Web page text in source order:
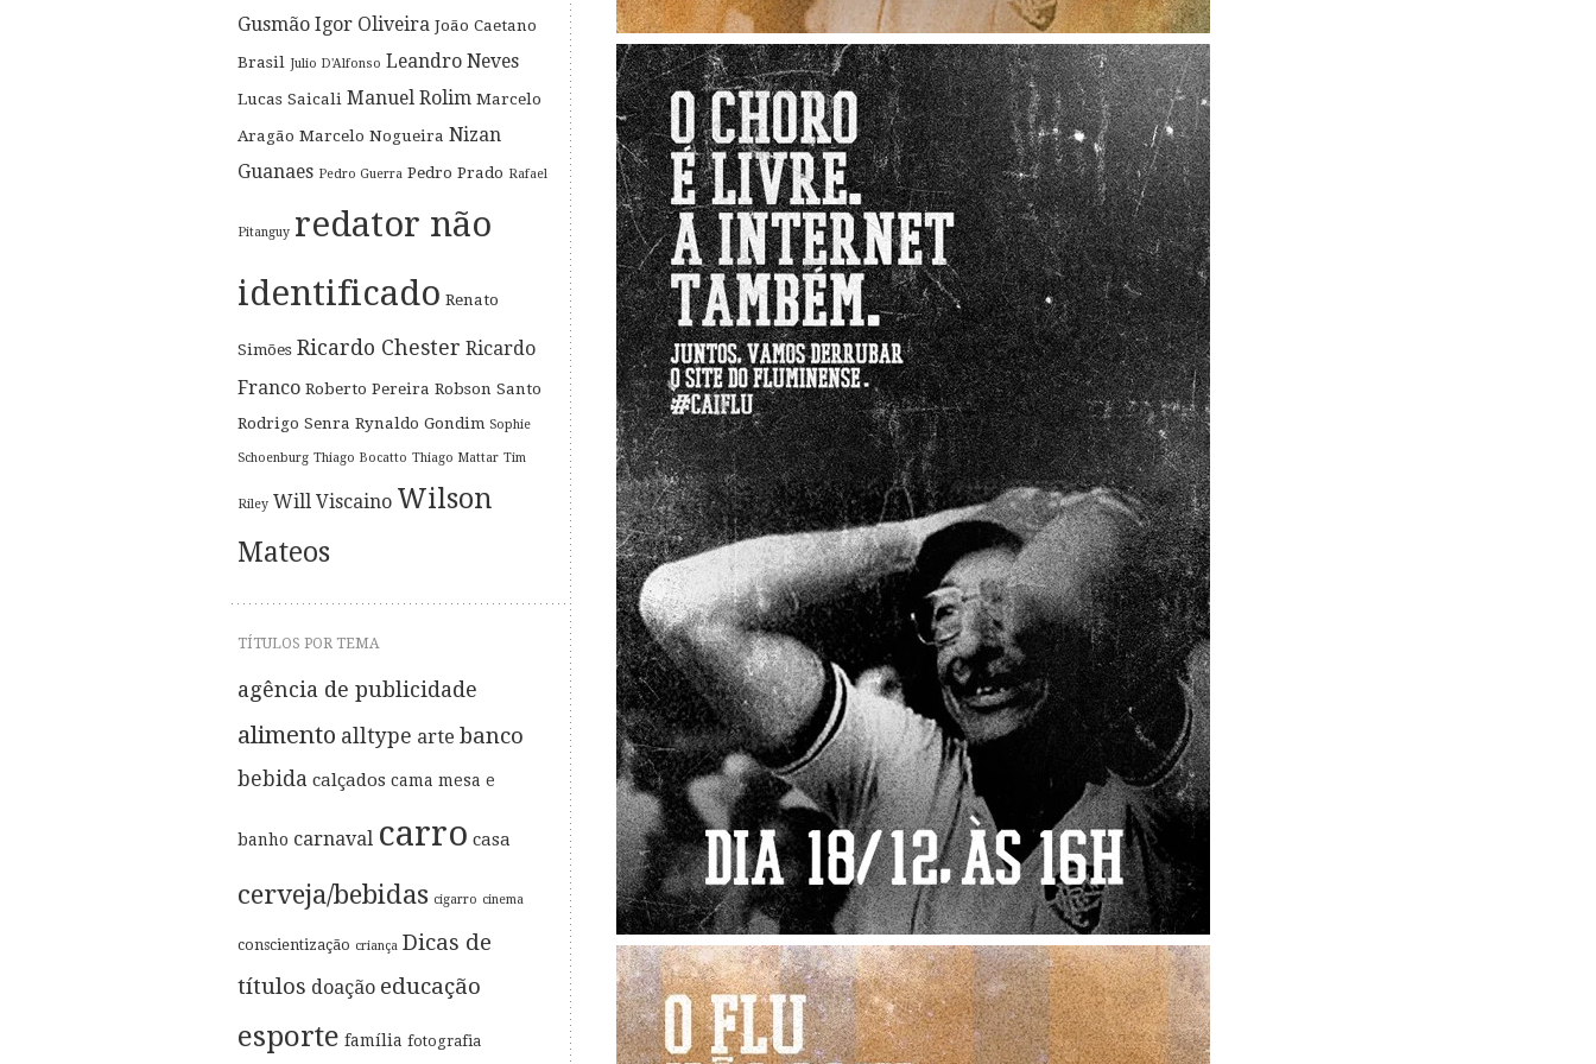
Gusmão Igor Oliveira João Caetano
Brasil Julio D'Alfonso Leandro Neves
Lucas Saicali Manuel Rolim Marcelo
Aragão Marcelo Nogueira Nizan
Guanaes Pedro Guerra Pedro Prado Rafael
Pitanguy redator não
identificado Renato
Simões Ricardo Chester Ricardo
Franco Roberto Pereira Robson Santo
Rodrigo Senra Rynaldo Gondim Sophie
Schoenburg Thiago Bocatto Thiago Mattar Tim
Riley Will Viscaino Wilson
Mateos
TÍTULOS POR TEMA
agência de publicidade
alimento alltype arte banco
bebida calçados cama mesa e
banho carnaval carro casa
cerveja/bebidas cigarro cinema
conscientização criança Dicas de
títulos doação educação
esporte família fotografia